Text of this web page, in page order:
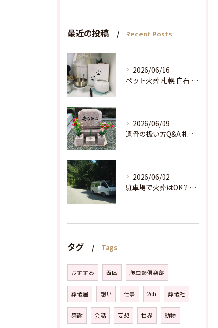
最近の投稿 Recent Posts
2026/06/16
ペット火葬 札幌 白石 プロが教える遺骨の手入れ術
2026/06/09
遺骨の扱い方Q&A 札幌東区でできる供養法まとめ
2026/06/02
駐車場で火葬はOK？ペット火葬車 許可と場所の基準
タグ Tags
おすすめ 西区 爬虫類倶楽部
葬儀屋 想い 仕事 2ch 葬儀社
感謝 会話 妄想 世界 動物